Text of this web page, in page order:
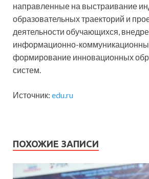
направленные на выстраивание
образовательных траекторий и
деятельности обучающихся,
информационно-
формирование инновационных
систем.
Источник: edu.ru
ПОХОЖИЕ ЗАПИСИ